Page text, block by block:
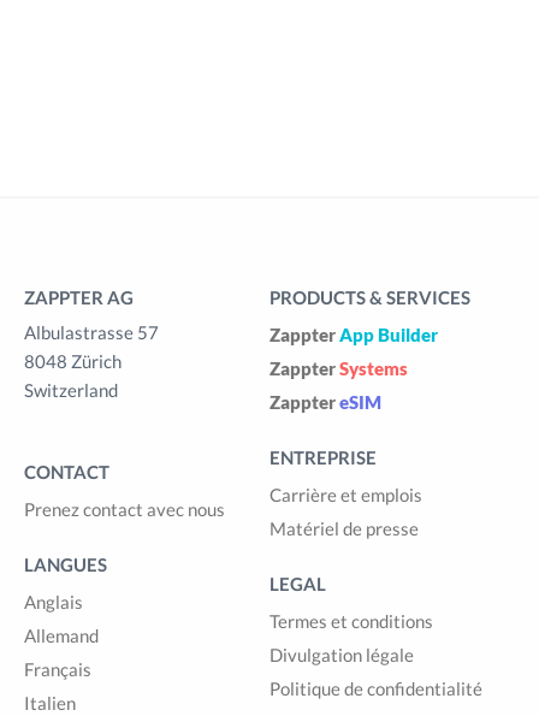
ZAPPTER AG
Albulastrasse 57
8048 Zürich
Switzerland
CONTACT
Prenez contact avec nous
LANGUES
Anglais
Allemand
Français
Italien
PRODUCTS & SERVICES
ZappterApp Builder
ZappterSystems
ZapptereSIM
ENTREPRISE
Carrière et emplois
Matériel de presse
LEGAL
Termes et conditions
Divulgation légale
Politique de confidentialité